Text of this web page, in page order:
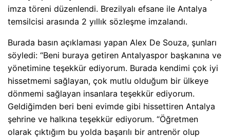
imza töreni düzenlendi. Brezilyalı efsane ile Antalya
temsilcisi arasında 2 yıllık sözleşme imzalandı.
Burada basın açıklaması yapan Alex De Souza, şunları
söyledi: “Beni buraya getiren Antalyaspor başkanına ve
yönetimine teşekkür ediyorum. Burada kendimi çok iyi
hissetmemi sağlayan, çok mutlu olduğum bir ülkeye
dönmemi sağlayan insanlara teşekkür ediyorum.
Geldiğimden beri beni evimde gibi hissettiren Antalya
şehrine ve halkına teşekkür ediyorum. “Öğretmen
olarak çıktığım bu yolda başarılı bir antrenör olup